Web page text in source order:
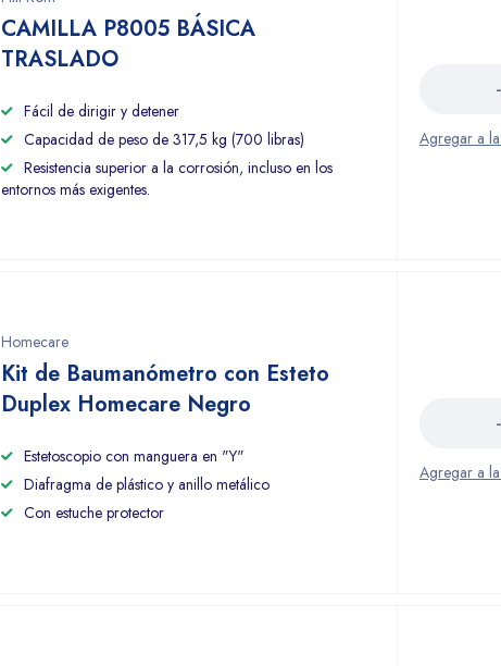
CAMILLA P8005 BÁSICA
TRASLADO
Fácil de dirigir y detener
Capacidad de peso de 317,5 kg (700 libras)
Resistencia superior a la corrosión, incluso en los
entornos más exigentes.
Homecare
Kit de Baumanómetro con Esteto
Duplex Homecare Negro
Estetoscopio con manguera en "Y"
Diafragma de plástico y anillo metálico
Con estuche protector